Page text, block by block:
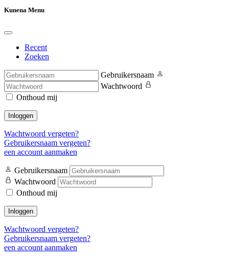
Kunena Menu
Recent
Zoeken
Gebruikersnaam
Wachtwoord
Onthoud mij
Inloggen
Wachtwoord vergeten?
Gebruikersnaam vergeten?
een account aanmaken
Gebruikersnaam
Wachtwoord
Onthoud mij
Inloggen
Wachtwoord vergeten?
Gebruikersnaam vergeten?
een account aanmaken